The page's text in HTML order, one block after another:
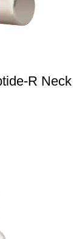
R Neck